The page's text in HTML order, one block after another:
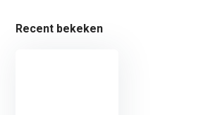
Recent bekeken